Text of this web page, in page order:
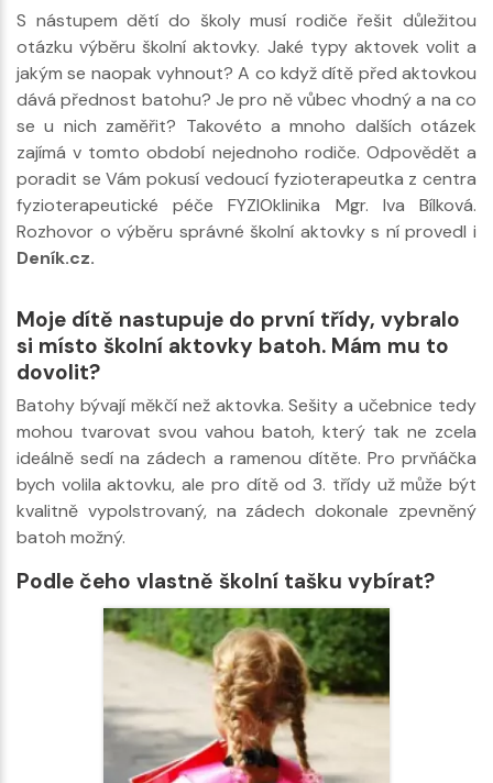
S nástupem dětí do školy musí rodiče řešit důležitou
otázku výběru školní aktovky. Jaké typy aktovek volit a
jakým se naopak vyhnout? A co když dítě před aktovkou
dává přednost batohu? Je pro ně vůbec vhodný a na co
se u nich zaměřit? Takovéto a mnoho dalších otázek
zajímá v tomto období nejednoho rodiče. Odpovědět a
poradit se Vám pokusí vedoucí fyzioterapeutka z centra
fyzioterapeutické péče FYZIOklinika Mgr. Iva Bílková.
Rozhovor o výběru správné školní aktovky s ní provedl i
Deník.cz.
Moje dítě nastupuje do první třídy, vybralo
si místo školní aktovky batoh. Mám mu to
dovolit?
Batohy bývají měkčí než aktovka. Sešity a učebnice tedy
mohou tvarovat svou vahou batoh, který tak ne zcela
ideálně sedí na zádech a ramenou dítěte. Pro prvňáčka
bych volila aktovku, ale pro dítě od 3. třídy už může být
kvalitně vypolstrovaný, na zádech dokonale zpevněný
batoh možný.
Podle čeho vlastně školní tašku vybírat?